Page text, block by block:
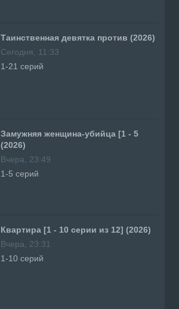
Таинственная девятка против (2026)
Сегодня, 11:33
1-21 серий
Замужняя женщина-убийца [1 - 5
(2026)
Вчера, 23:49
1-5 серий
Квартира [1 - 10 серии из 12] (2026)
Вчера, 23:31
1-10 серий